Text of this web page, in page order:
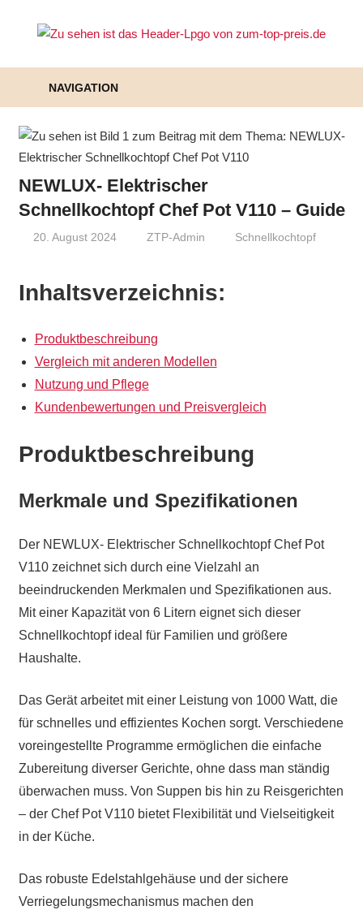
–
NAVIGATION
NEWLUX- Elektrischer
Schnellkochtopf Chef Pot V110 – Guide
20. August 2024 ZTP-Admin Schnellkochtopf
Inhaltsverzeichnis:
Produktbeschreibung
Vergleich mit anderen Modellen
Nutzung und Pflege
Kundenbewertungen und Preisvergleich
Produktbeschreibung
Merkmale und Spezifikationen
Der NEWLUX- Elektrischer Schnellkochtopf Chef Pot
V110 zeichnet sich durch eine Vielzahl an
beeindruckenden Merkmalen und Spezifikationen aus.
Mit einer Kapazität von 6 Litern eignet sich dieser
Schnellkochtopf ideal für Familien und größere
Haushalte.
Das Gerät arbeitet mit einer Leistung von 1000 Watt, die
für schnelles und effizientes Kochen sorgt. Verschiedene
voreingestellte Programme ermöglichen die einfache
Zubereitung diverser Gerichte, ohne dass man ständig
überwachen muss. Von Suppen bis hin zu Reisgerichten
– der Chef Pot V110 bietet Flexibilität und Vielseitigkeit
in der Küche.
Das robuste Edelstahlgehäuse und der sichere
Verriegelungsmechanismus machen den